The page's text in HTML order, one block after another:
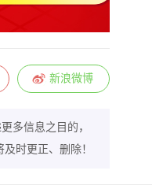
新浪微博
多信息之目的，
时更正、删除！